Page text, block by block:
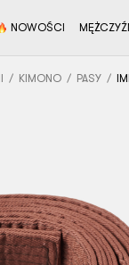
NOWOŚCI
KIMONO PASY